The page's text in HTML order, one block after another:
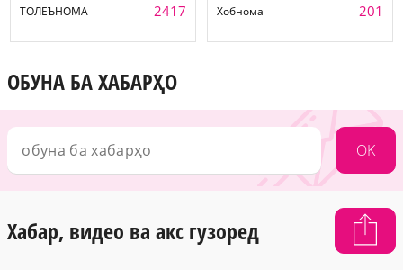
ТОЛЕЪНОМА 2417 Хобнома 201
ОБУНА БА ХАБАРҲО
OK
Хабар, видео ва акс гузоред